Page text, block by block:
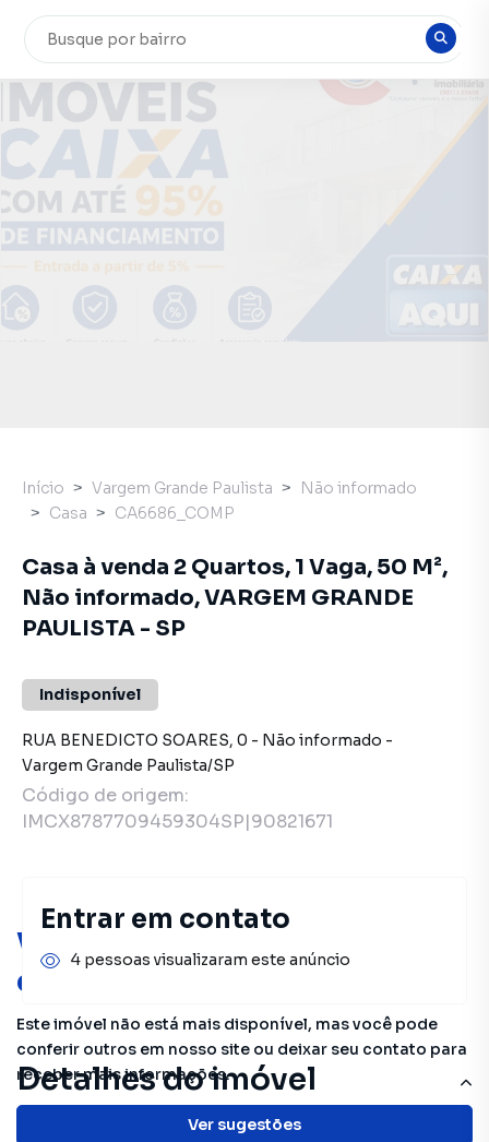
Você pode encontrar novas
oportunidades!
Este imóvel não está mais disponível, mas você pode
conferir outros em nosso site ou deixar seu contato para
receber mais informações.
Ver sugestões
Detalhes do imóvel
Início Vargem Grande Paulista
Não informado
Casa
CA6686_COMP
Casa à venda 2 Quartos, 1 Vaga, 50 M²,
Não informado, VARGEM GRANDE
PAULISTA - SP
Indisponível
RUA BENEDICTO SOARES, 0 - Não informado -
Vargem Grande Paulista/SP
Código de origem:
IMCX8787709459304SP|90821671
Entrar em contato
4 pessoas visualizaram este anúncio